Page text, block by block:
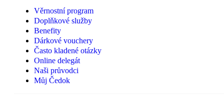
Věrnostní program
Doplňkové služby
Benefity
Dárkové vouchery
Často kladené otázky
Online delegát
Naši průvodci
Můj Čedok